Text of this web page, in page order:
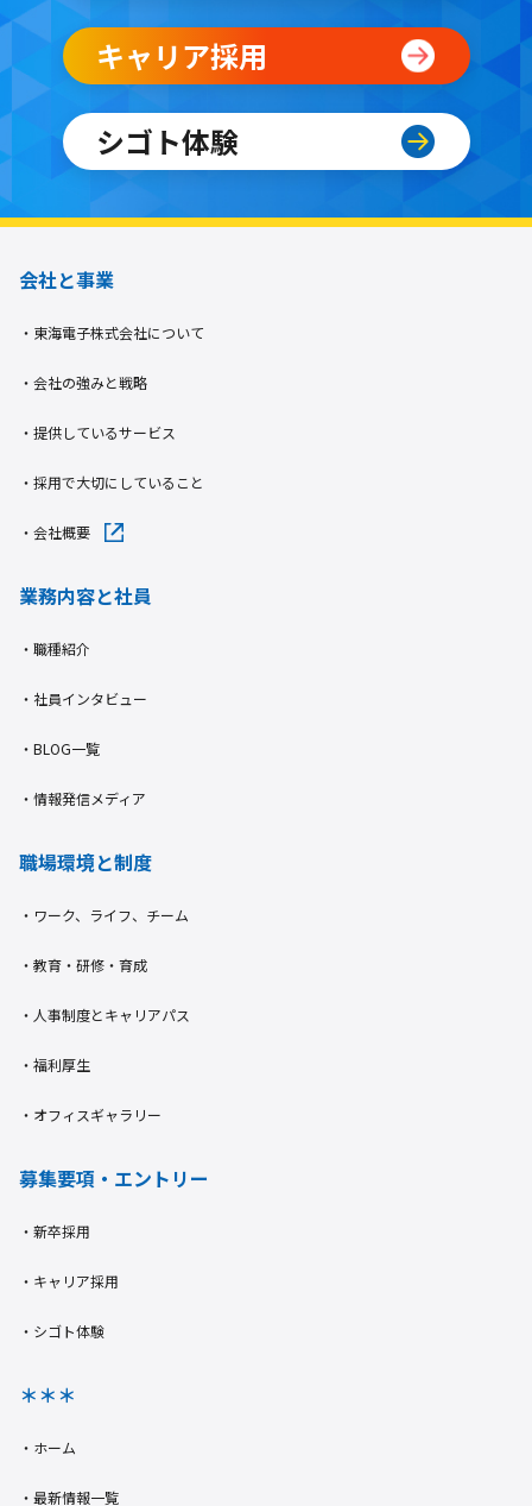
キャリア採用
シゴト体験
会社と事業
・東海電子株式会社について
・会社の強みと戦略
・提供しているサービス
・採用で大切にしていること
・会社概要
業務内容と社員
・職種紹介
・社員インタビュー
・BLOG一覧
・情報発信メディア
職場環境と制度
・ワーク、ライフ、チーム​
・教育・研修・育成​
・人事制度とキャリアパス​
・福利厚生
・オフィスギャラリー
募集要項・エントリー
・新卒採用​
・キャリア採用
・シゴト体験
＊＊＊
・ホーム​
・最新情報一覧